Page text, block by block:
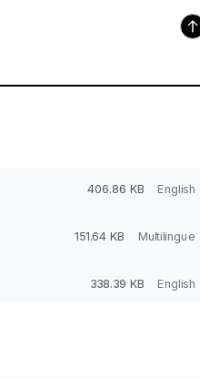
406.86 KB English
151.64 KB Multilingue
338.39 KB English